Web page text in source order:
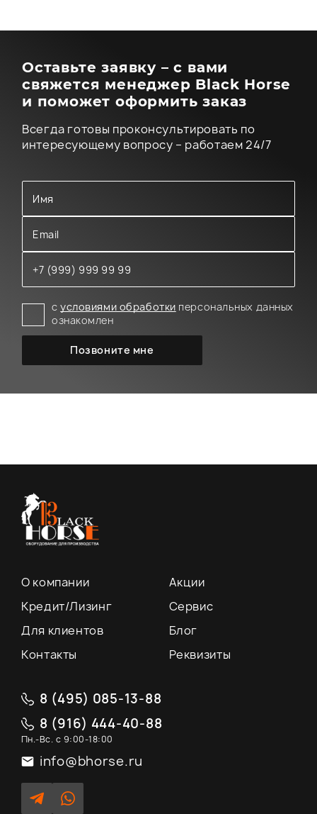
Оставьте заявку – с вами
свяжется менеджер Black Horse
и поможет оформить заказ
Всегда готовы проконсультировать по
интересующему вопросу – работаем 24/7
сусловиями обработки персональных данных
ознакомлен
О компании
Акции
Кредит/Лизинг
Сервис
Для клиентов
Блог
Контакты
Реквизиты
8 (495) 085-13-88
8 (916) 444-40-88
Пн.-Вс. с 9:00-18:00
info@bhorse.ru